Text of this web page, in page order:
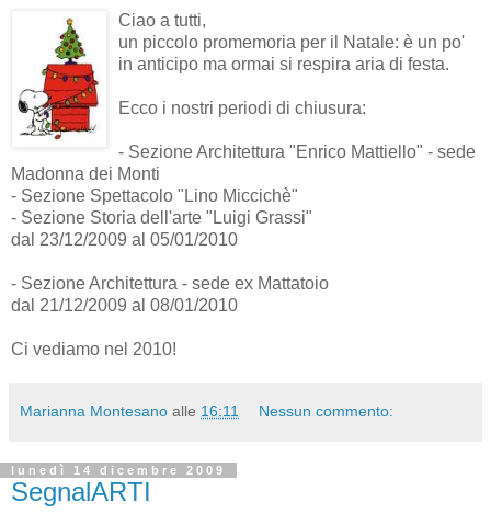
Ciao a tutti,
un piccolo promemoria per il Natale: è un po'
in anticipo ma ormai si respira aria di festa.
Ecco i nostri periodi di chiusura:
- Sezione Architettura "Enrico Mattiello" - sede
Madonna dei Monti
- Sezione Spettacolo "Lino Miccichè"
- Sezione Storia dell'arte "Luigi Grassi"
dal 23/12/2009 al 05/01/2010
- Sezione Architettura - sede ex Mattatoio
dal 21/12/2009 al 08/01/2010
Ci vediamo nel 2010!
Marianna Montesano alle 16:11 Nessun commento:
lunedì 14 dicembre 2009
SegnalARTI